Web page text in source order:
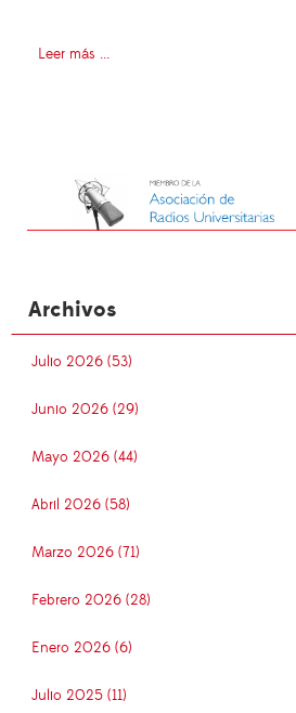
Leer más ...
Archivos
Julio 2026 (53)
Junio 2026 (29)
Mayo 2026 (44)
Abril 2026 (58)
Marzo 2026 (71)
Febrero 2026 (28)
Enero 2026 (6)
Julio 2025 (11)